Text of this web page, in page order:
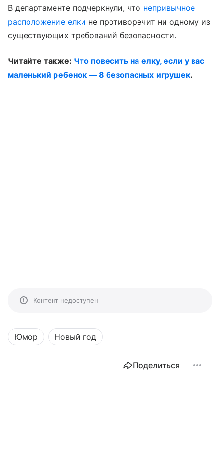
В департаменте подчеркнули, что непривычное
расположение елки не противоречит ни одному из
существующих требований безопасности.
Читайте также: Что повесить на елку, если у вас
маленький ребенок — 8 безопасных игрушек.
Контент недоступен
Юмор Новый год
Поделиться